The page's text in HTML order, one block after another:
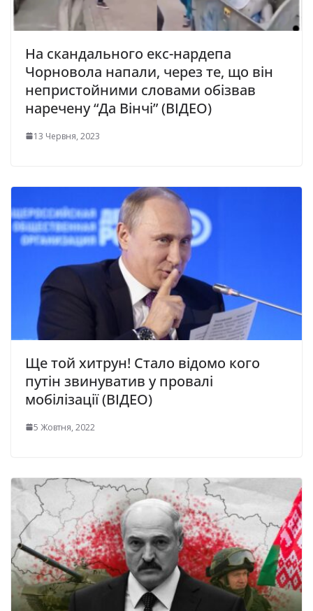
На скандального екс-нардепа
Чорновола напали, через те, що він
непристойними словами обізвав
наречену “Да Вінчі” (ВІДЕО)
13 Червня, 2023
Ще той хитрун! Стало відомо кого
путін звинуватив у провалі
мобілізації (ВІДЕО)
5 Жовтня, 2022